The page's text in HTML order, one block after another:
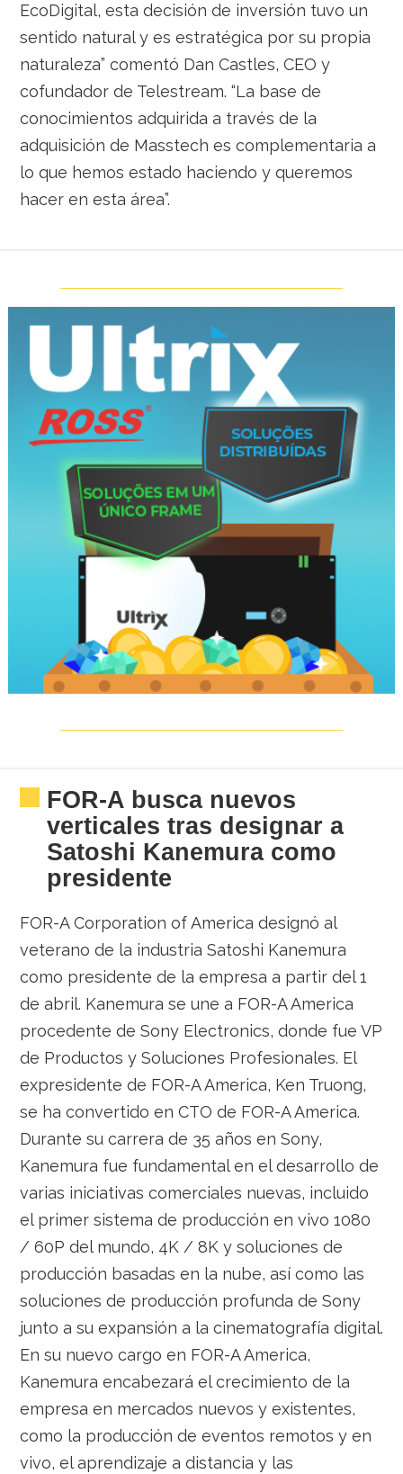
EcoDigital, esta decisión de inversión tuvo un
sentido natural y es estratégica por su propia
naturaleza” comentó Dan Castles, CEO y
cofundador de Telestream. “La base de
conocimientos adquirida a través de la
adquisición de Masstech es complementaria a
lo que hemos estado haciendo y queremos
hacer en esta área”.
FOR-A busca nuevos
verticales tras designar a
Satoshi Kanemura como
presidente
FOR-A Corporation of America designó al
veterano de la industria Satoshi Kanemura
como presidente de la empresa a partir del 1
de abril. Kanemura se une a FOR-A America
procedente de Sony Electronics, donde fue VP
de Productos y Soluciones Profesionales. El
expresidente de FOR-A America, Ken Truong,
se ha convertido en CTO de FOR-A America.
Durante su carrera de 35 años en Sony,
Kanemura fue fundamental en el desarrollo de
varias iniciativas comerciales nuevas, incluido
el primer sistema de producción en vivo 1080
/ 60P del mundo, 4K / 8K y soluciones de
producción basadas en la nube, así como las
soluciones de producción profunda de Sony
junto a su expansión a la cinematografía digital.
En su nuevo cargo en FOR-A America,
Kanemura encabezará el crecimiento de la
empresa en mercados nuevos y existentes,
como la producción de eventos remotos y en
vivo, el aprendizaje a distancia y las